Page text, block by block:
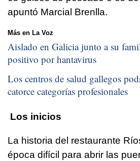
apuntó Marcial Brenlla.
Más en La Voz
Aislado en Galicia junto a su
positivo por hantavirus
Los centros de salud gallegos
catorce categorías profesionales
Los inicios
La historia del restaurante
época difícil para abrir las